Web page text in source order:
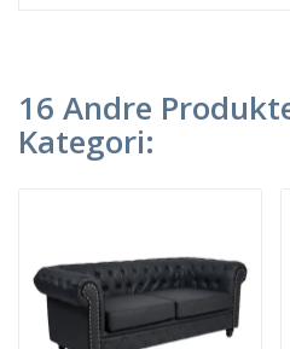
16 Andre
Kategori: